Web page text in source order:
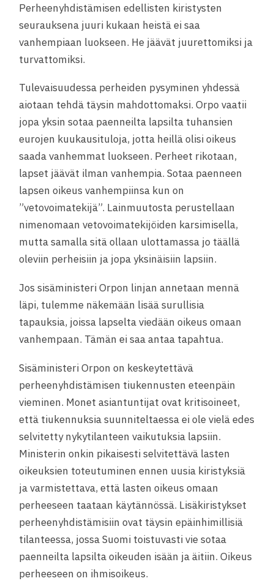
Perheenyhdistämisen edellisten kiristysten
seurauksena juuri kukaan heistä ei saa
vanhempiaan luokseen. He jäävät juurettomiksi ja
turvattomiksi.
Tulevaisuudessa perheiden pysyminen yhdessä
aiotaan tehdä täysin mahdottomaksi. Orpo vaatii
jopa yksin sotaa paenneilta lapsilta tuhansien
eurojen kuukausituloja, jotta heillä olisi oikeus
saada vanhemmat luokseen. Perheet rikotaan,
lapset jäävät ilman vanhempia. Sotaa paenneen
lapsen oikeus vanhempiinsa kun on
”vetovoimatekijä”. Lainmuutosta perustellaan
nimenomaan vetovoimatekijöiden karsimisella,
mutta samalla sitä ollaan ulottamassa jo täällä
oleviin perheisiin ja jopa yksinäisiin lapsiin.
Jos sisäministeri Orpon linjan annetaan mennä
läpi, tulemme näkemään lisää surullisia
tapauksia, joissa lapselta viedään oikeus omaan
vanhempaan. Tämän ei saa antaa tapahtua.
Sisäministeri Orpon on keskeytettävä
perheenyhdistämisen tiukennusten eteenpäin
vieminen. Monet asiantuntijat ovat kritisoineet,
että tiukennuksia suunniteltaessa ei ole vielä edes
selvitetty nykytilanteen vaikutuksia lapsiin.
Ministerin onkin pikaisesti selvitettävä lasten
oikeuksien toteutuminen ennen uusia kiristyksiä
ja varmistettava, että lasten oikeus omaan
perheeseen taataan käytännössä. Lisäkiristykset
perheenyhdistämisiin ovat täysin epäinhimillisiä
tilanteessa, jossa Suomi toistuvasti vie sotaa
paenneilta lapsilta oikeuden isään ja äitiin. Oikeus
perheeseen on ihmisoikeus.